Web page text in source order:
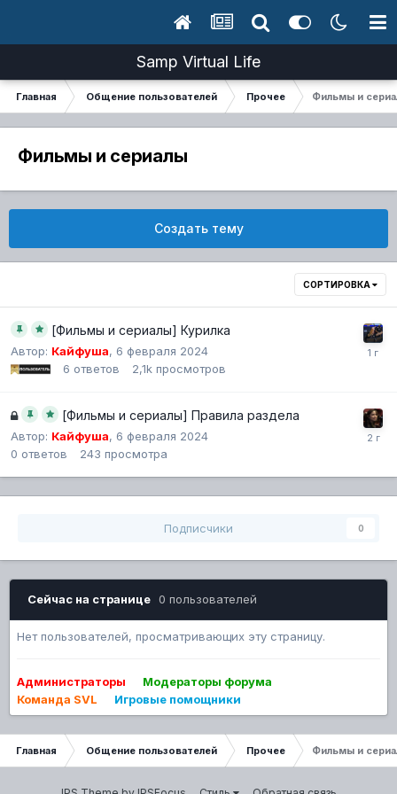
Samp Virtual Life
Главная Общение пользователей Прочее Фильмы и
Фильмы и сериалы
Создать тему
СОРТИРОВКА
[Фильмы и сериалы] Курилка
Автор: Кайфуша, 6 февраля 2024
6 ответов 2,1k просмотров
[Фильмы и сериалы] Правила раздела
Автор: Кайфуша, 6 февраля 2024
0 ответов 243 просмотра
Подписчики 0
Сейчас на странице 0 пользователей
Нет пользователей, просматривающих эту страницу.
Администраторы
Модераторы форума
Команда SVL
Игровые помощники
Главная Общение пользователей Прочее Фильмы и